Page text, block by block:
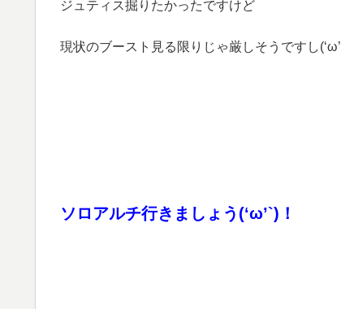
ジュティス掘りたかったですけど
現状のブースト見る限りじゃ厳しそうですし
ソロアルチ行きましょう(‘ω’`)！